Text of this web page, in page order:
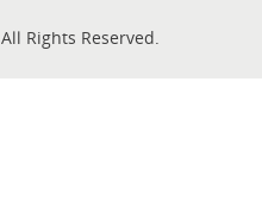
All Rights Reserved.